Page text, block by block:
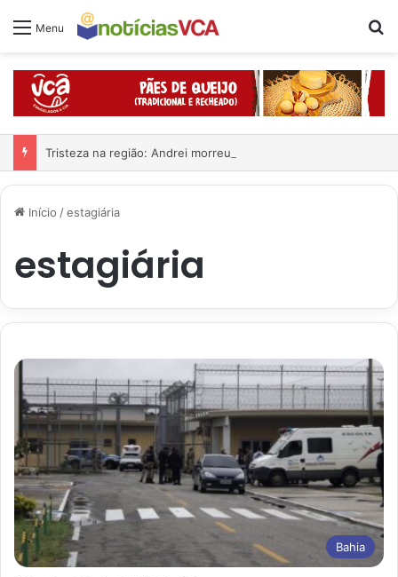
Menu
Tristeza na região: Andrei morreu em grave acidente
Início /estagiária
estagiária
Bahia